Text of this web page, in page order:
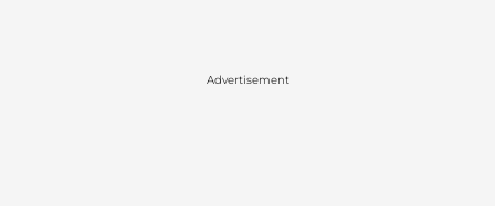
Advertisement